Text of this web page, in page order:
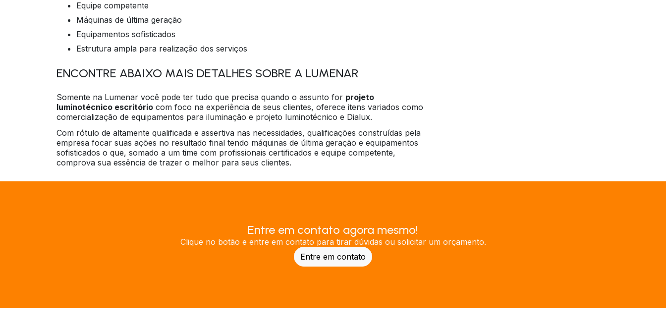
equipe competente
máquinas de última geração
equipamentos sofisticados
estrutura ampla para realização dos serviços
ENCONTRE ABAIXO MAIS DETALHES SOBRE A LUMENAR
Somente na Lumenar você pode ter tudo que precisa quando o assunto for projeto
luminotécnico escritório com foco na experiência de seus clientes, oferece itens variados como
comercialização de equipamentos para iluminação e projeto luminotécnico e Dialux.
Com rótulo de altamente qualificada e assertiva nas necessidades, qualificações construídas pela
empresa focar suas ações no resultado final tendo máquinas de última geração e equipamentos
sofisticados o que, somado a um time com profissionais certificados e equipe competente,
comprova sua essência de trazer o melhor para seus clientes.
Entre em contato agora mesmo!
Clique no botão e entre em contato para tirar dúvidas ou solicitar um orçamento.
Entre em contato